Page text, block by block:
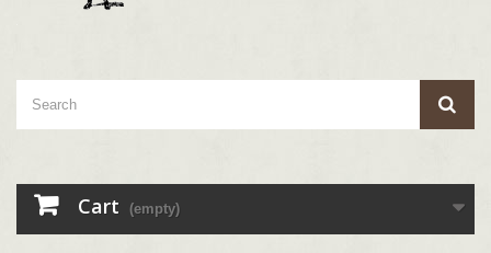
Cart (empty)